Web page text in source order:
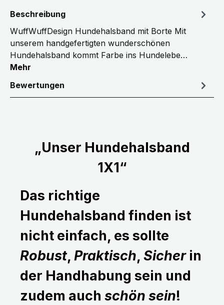
Beschreibung
WuffWuffDesign Hundehalsband mit Borte Mit
unserem handgefertigten wunderschönen
Hundehalsband kommt Farbe ins Hundelebe…
Mehr
Bewertungen
„Unser Hundehalsband
1X1“
Das richtige
Hundehalsband finden ist
nicht einfach, es sollte
Robust, Praktisch, Sicherin
der Handhabung sein und
zudem auch schön sein!